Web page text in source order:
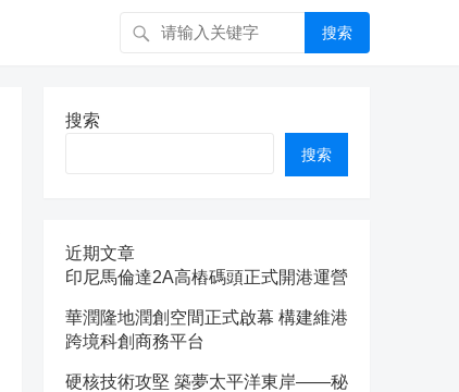
搜索
搜索
搜索
近期文章
印尼馬倫達2A高樁碼頭正式開港運營
華潤隆地潤創空間正式啟幕 構建維港
跨境科創商務平台
硬核技術攻堅 築夢太平洋東岸——秘